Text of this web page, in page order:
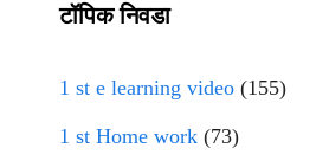
टॉपिक निवडा
1 st e learning video (155)
1 st Home work (73)